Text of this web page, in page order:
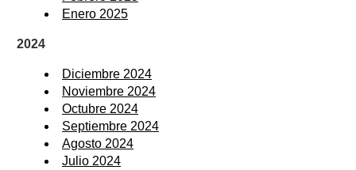
Enero 2025
2024
Diciembre 2024
Noviembre 2024
Octubre 2024
Septiembre 2024
Agosto 2024
Julio 2024